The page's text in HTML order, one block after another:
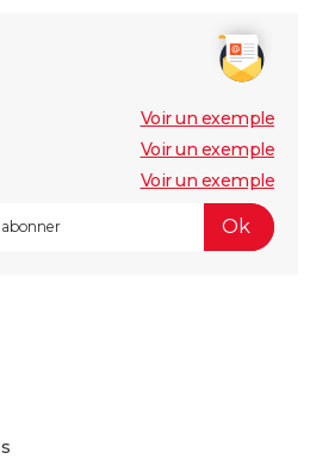
Voir un exemple
Voir un exemple
Voir un exemple